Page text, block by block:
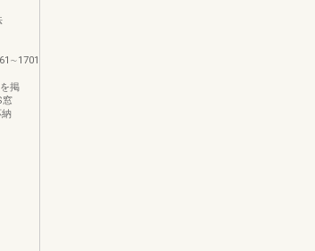
掲
窓
納